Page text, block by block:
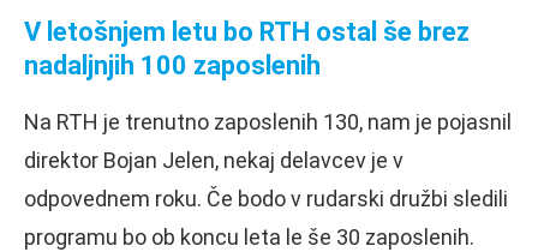
V letošnjem letu bo RTH ostal še brez
nadaljnjih 100 zaposlenih
Na RTH je trenutno zaposlenih 130, nam je pojasnil
direktor Bojan Jelen, nekaj delavcev je v
odpovednem roku. Če bodo v rudarski družbi sledili
programu bo ob koncu leta le še 30 zaposlenih.